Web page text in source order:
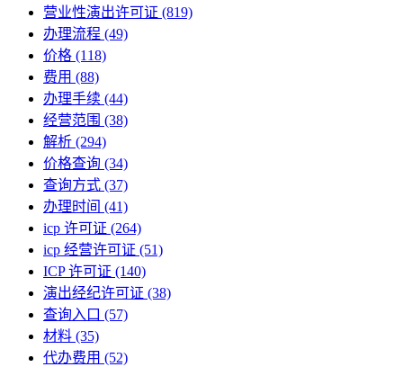
营业性演出许可证 (819)
办理流程 (49)
价格 (118)
费用 (88)
办理手续 (44)
经营范围 (38)
解析 (294)
价格查询 (34)
查询方式 (37)
办理时间 (41)
icp 许可证 (264)
icp 经营许可证 (51)
ICP 许可证 (140)
演出经纪许可证 (38)
查询入口 (57)
材料 (35)
代办费用 (52)